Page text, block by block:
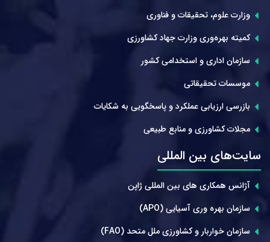
وزارت علوم، تحقیقات و فناوری
کمیته بهره‌وری وزارت جهاد کشاورزی
سازمان اداری و استخدامی کشور
موسسات تحقیقاتی
بازرسی ارزیابی عملکرد و پاسخگویی به شکایات
مجلات کشاورزی و منابع طبیعی
سایت‌های بین المللی
آژانس همکاری های بین المللی ژاپن
سازمان بهره وری آسیایی (APO)
سازمان خواربار و کشاورزی ملل متحد (FAO)